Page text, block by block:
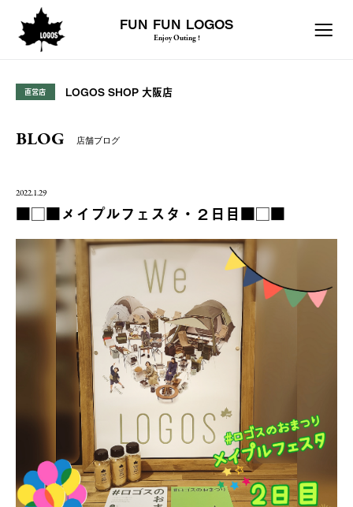
FUN FUN LOGOS
Enjoy Outing !
直営店 LOGOS SHOP 大阪店
BLOG 店舗ブログ
2022.1.29
■□■メイプルフェスタ・２日目■□■